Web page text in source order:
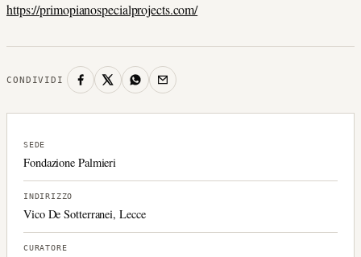
https://primopianospecialprojects.com/
CONDIVIDI
SEDE
Fondazione Palmieri
INDIRIZZO
Vico De Sotterranei, Lecce
CURATORE